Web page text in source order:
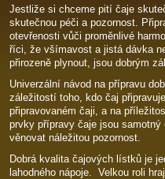
Jestliže si chceme pití čaje
skutečnou péči a pozornost.
otevřenosti vůči proměnlivé
říci, že všímavost a jistá dávka
přirozeně plynout, jsou dobrým
Univerzální návod na přípravu
záležitostí toho, kdo čaj
připravovaném čaji, a na
prvky přípravy čaje jsou
věnovat náležitou pozornost.
Dobrá kvalita čajových lístků je
lahodného nápoje. Velkou roli